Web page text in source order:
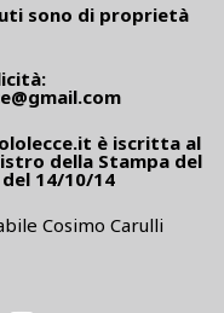
sono di proprietà
è iscritta al
della Stampa del
14/10/14
Cosimo Carulli